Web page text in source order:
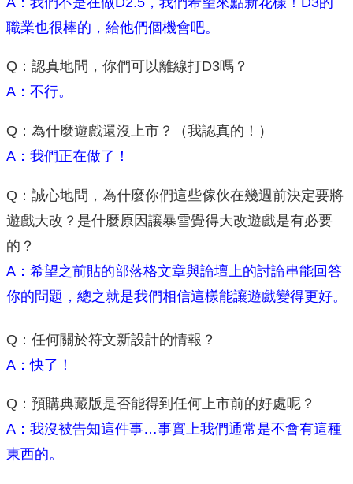
職業也很棒的，給他們個機會吧。
Q：認真地問，你們可以離線打D3嗎？
A：不行。
Q：為什麼遊戲還沒上市？（我認真的！）
A：我們正在做了！
Q：誠心地問，為什麼你們這些傢伙在幾週前決定要將
遊戲大改？是什麼原因讓暴雪覺得大改遊戲是有必要
的？
A：希望之前貼的部落格文章與論壇上的討論串能回答
你的問題，總之就是我們相信這樣能讓遊戲變得更好。
Q：任何關於符文新設計的情報？
A：快了！
Q：預購典藏版是否能得到任何上市前的好處呢？
A：我沒被告知這件事…事實上我們通常是不會有這種
東西的。